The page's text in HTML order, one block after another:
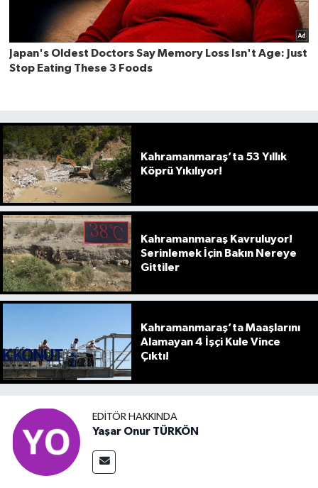
Kahramanmaraş’ta 53 Yıllık
Köprü Yıkılıyor!
Kahramanmaraş Kavruluyor!
Serinlemek İçin Bakın Nereye
Gittiler
Kahramanmaraş’ta Maaşlarını
Alamayan 4 İşçi Kule Vince
Çıktı!
EDITÖR HAKKINDA
Yaşar Onur TÜRKÖN